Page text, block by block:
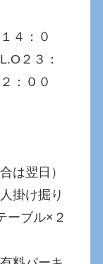
４：０
２３：
：００
翌日）
掛け掘り
ーブル×２